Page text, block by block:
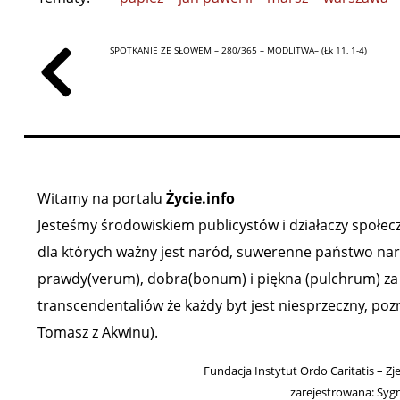
SPOTKANIE ZE SŁOWEM – 280/365 – MODLITWA– (Łk 11, 1-4)
Witamy na portalu Życie.info
Jesteśmy środowiskiem publicystów i działaczy
dla których ważny jest naród, suwerenne państwo
prawdy(verum), dobra(bonum) i piękna (pulchrum)
transcendentaliów że każdy byt jest niesprzeczny,
Tomasz z Akwinu).
Fundacja Instytut Ordo Caritatis –
zarejestrowana: